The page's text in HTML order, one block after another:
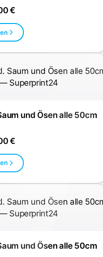
€
und Ösen alle 50cm
€
und Ösen alle 50cm